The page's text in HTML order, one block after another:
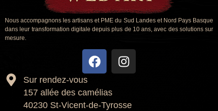
Nous accompagnons les artisans et PME du Sud Landes et Nord Pays Basque
dans leur transformation digitale depuis plus de 10 ans, avec des solutions sur
mesure.
Sur rendez-vous
157 allée des camélias
40230 St-Vicent-de-Tyrosse